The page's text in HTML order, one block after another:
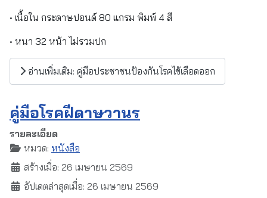
• เนื้อใน กระดาษปอนด์ 80 แกรม พิมพ์ 4 สี
• หนา 32 หน้า ไม่รวมปก
อ่านเพิ่มเติม: คู่มือประชาชนป้องกันโรคไข้เลือดออก
คู่มือโรคฝีดาษวานร
รายละเอียด
หมวด: หนังสือ
สร้างเมื่อ: 26 เมษายน 2569
อัปเดตล่าสุดเมื่อ: 26 เมษายน 2569